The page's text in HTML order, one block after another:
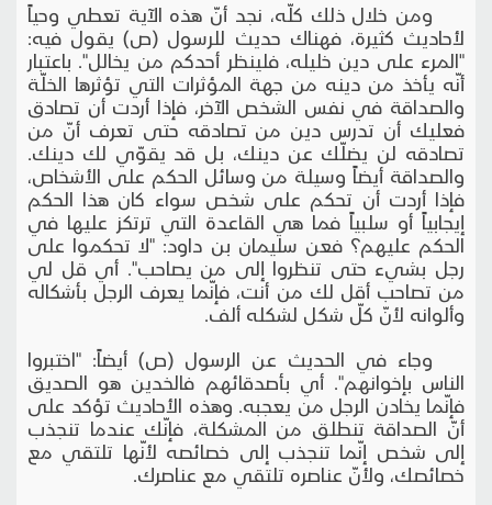
ومن خلال ذلك كلّه، نجد أنّ هذه الآية تعطي وحياً
لأحاديث كثيرة، فهناك حديث للرسول (ص) يقول فيه:
"المرء على دين خليله، فلينظر أحدكم من يخالل". باعتبار
أنّه يأخذ من دينه من جهة المؤثرات التي تؤثرها الخلّة
والصداقة في نفس الشخص الآخر، فإذا أردت أن تصادق
فعليك أن تدرس دين من تصادقه حتى تعرف أنّ من
تصادقه لن يضلّك عن دينك، بل قد يقوّي لك دينك.
والصداقة أيضاً وسيلة من وسائل الحكم على الأشخاص،
فإذا أردت أن تحكم على شخص سواء كان هذا الحكم
إيجابياً أو سلبياً فما هي القاعدة التي ترتكز عليها في
الحكم عليهم؟ فعن سليمان بن داود: "لا تحكموا على
رجل بشيء حتى تنظروا إلى من يصاحب". أي قل لي
من تصاحب أقل لك من أنت، فإنّما يعرف الرجل بأشكاله
وألوانه لأنّ كلّ شكل لشكله ألف.
وجاء في الحديث عن الرسول (ص) أيضاً: "اختبروا
الناس بإخوانهم". أي بأصدقائهم فالخدين هو الصديق
فإنّما يخادن الرجل من يعجبه. وهذه الأحاديث تؤكد على
أنّ الصداقة تنطلق من المشكلة، فإنّك عندما تنجذب
إلى شخص إنّما تنجذب إلى خصائصه لأنّها تلتقي مع
خصائصك، ولأنّ عناصره تلتقي مع عناصرك.